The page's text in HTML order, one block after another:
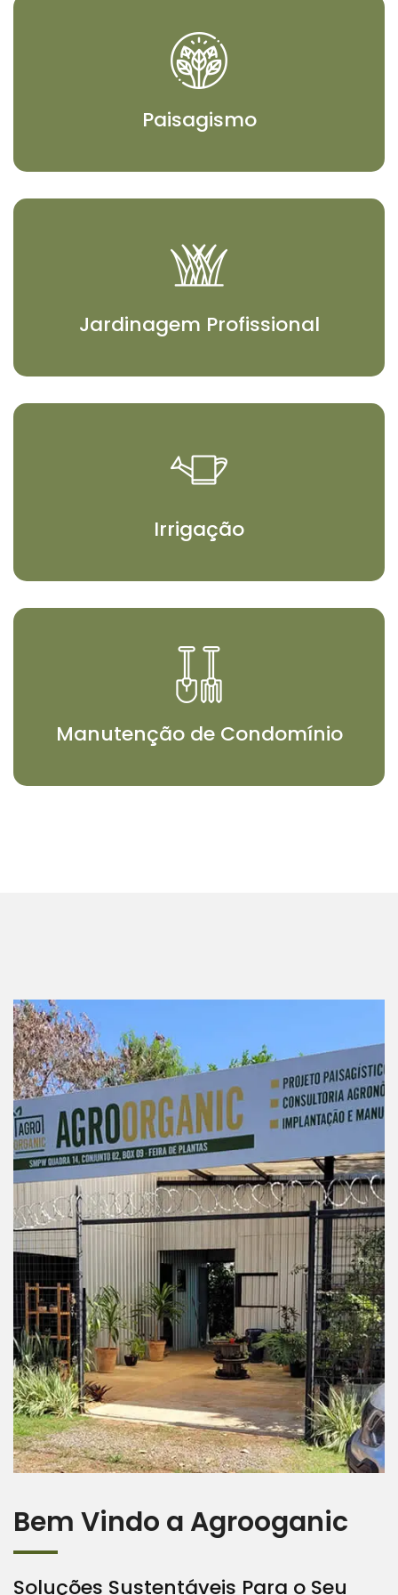
Paisagismo
Jardinagem Profissional
Irrigação
Manutenção de Condomínio
Bem Vindo a Agrooganic
Soluções Sustentáveis Para o Seu